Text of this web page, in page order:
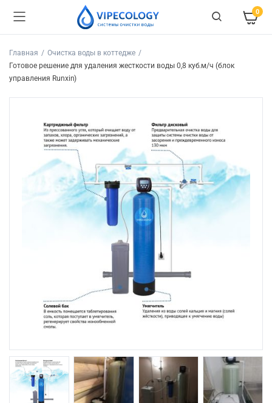
0
Главная
Очистка воды в коттедже
Готовое решение для удаления жесткости воды 0,8 куб.м/ч (блок
управления Runxin)